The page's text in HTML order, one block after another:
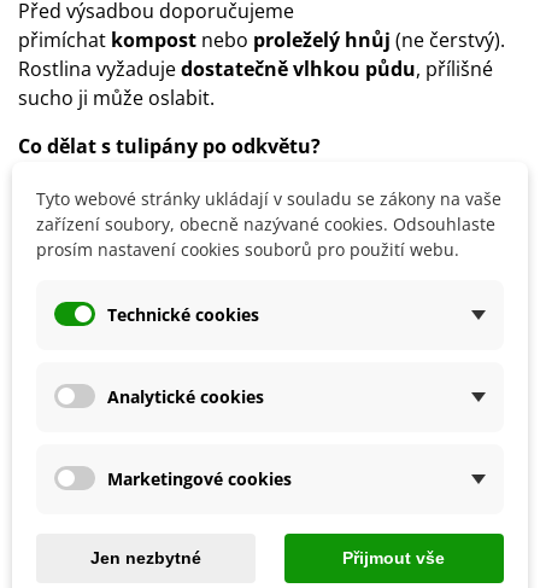
Před výsadbou doporučujeme
přimíchat kompost nebo proleželý hnůj (ne čerstvý).
Rostlina vyžadujedostatečně vlhkou půdu, přílišné
sucho ji může oslabit.
Co dělat s tulipány po odkvětu?
Odštípne se květní stonek a rostlina se necházcela
zaschnout.
Cibulky se vyjmou z půdy, osuší se a uskladní v
teplotou okolo 15–20 °C.
Detaily produktu
SOUVISEJÍCÍ PRODUKTY
Tyto webové stránky ukládají v souladu se zákony na vaše
zařízení soubory, obecně nazývané cookies. Odsouhlaste
prosím nastavení cookies souborů pro použití webu.
Technické cookies
Analytické cookies
Marketingové cookies
Jen nezbytné Přijmout vše